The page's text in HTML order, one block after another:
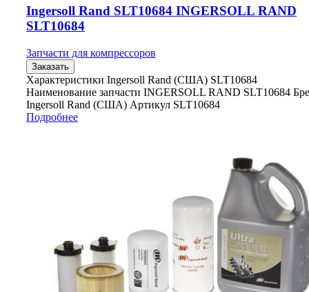
Ingersoll Rand SLT10684 INGERSOLL RAND
SLT10684
Запчасти для компрессоров
Заказать
Характеристики Ingersoll Rand (США) SLT10684
Наименование запчасти INGERSOLL RAND SLT10684
Ingersoll Rand (США) Артикул SLT10684
Подробнее